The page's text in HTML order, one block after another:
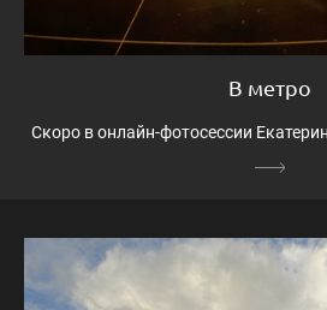
В метро
Скоро в онлайн-фотосессии